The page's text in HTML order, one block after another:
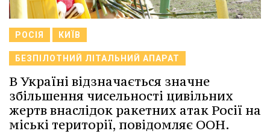
РОСІЯ КИЇВ
БЕЗПІЛОТНИЙ ЛІТАЛЬНИЙ АПАРАТ
В Україні відзначається значне
збільшення чисельності цивільних
жертв внаслідок ракетних атак Росії на
міські території, повідомляє ООН.